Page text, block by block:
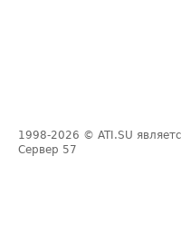
1998-2026 © ATI.SU
Сервер 57